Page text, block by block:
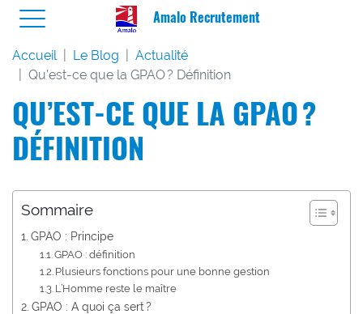
Amalo Recrutement
Accueil Le Blog
Actualité
Qu’est-ce que la GPAO ? Définition
QU’EST-CE QUE LA GPAO ?
DÉFINITION
Sommaire
GPAO : Principe
GPAO : définition
Plusieurs fonctions pour une bonne gestion
L’Homme reste le maître
GPAO : A quoi ça sert ?